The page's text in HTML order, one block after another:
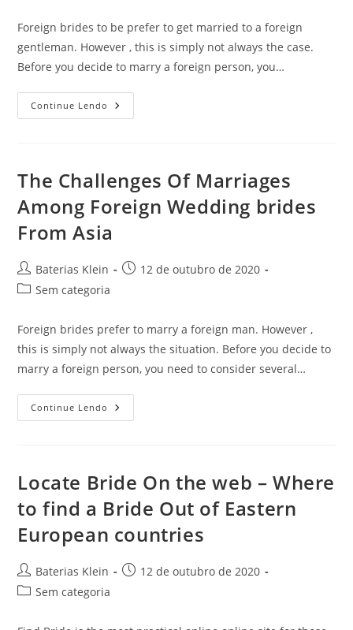
post:
Foreign brides to be prefer to get married to a foreign
gentleman. However , this is simply not always the case.
Before you decide to marry a foreign person, you…
Continue Lendo The
Challenges
To-
From
Asia
The Challenges Of Marriages
Among Foreign Wedding brides
From Asia
Autor
do
Baterias Klein
Post12 de outubro de 2020
Categoria
post:
Sem categoria
Foreign brides prefer to marry a foreign man. However ,
this is simply not always the situation. Before you decide to
marry a foreign person, you need to consider several…
Continue Lendo The
Challenges
Wedding
Brides
Asia
Locate Bride On the web – Where
to find a Bride Out of Eastern
European countries
Autor
do
Baterias Klein
Post12 de outubro de 2020
Categoria
post:
Sem categoria